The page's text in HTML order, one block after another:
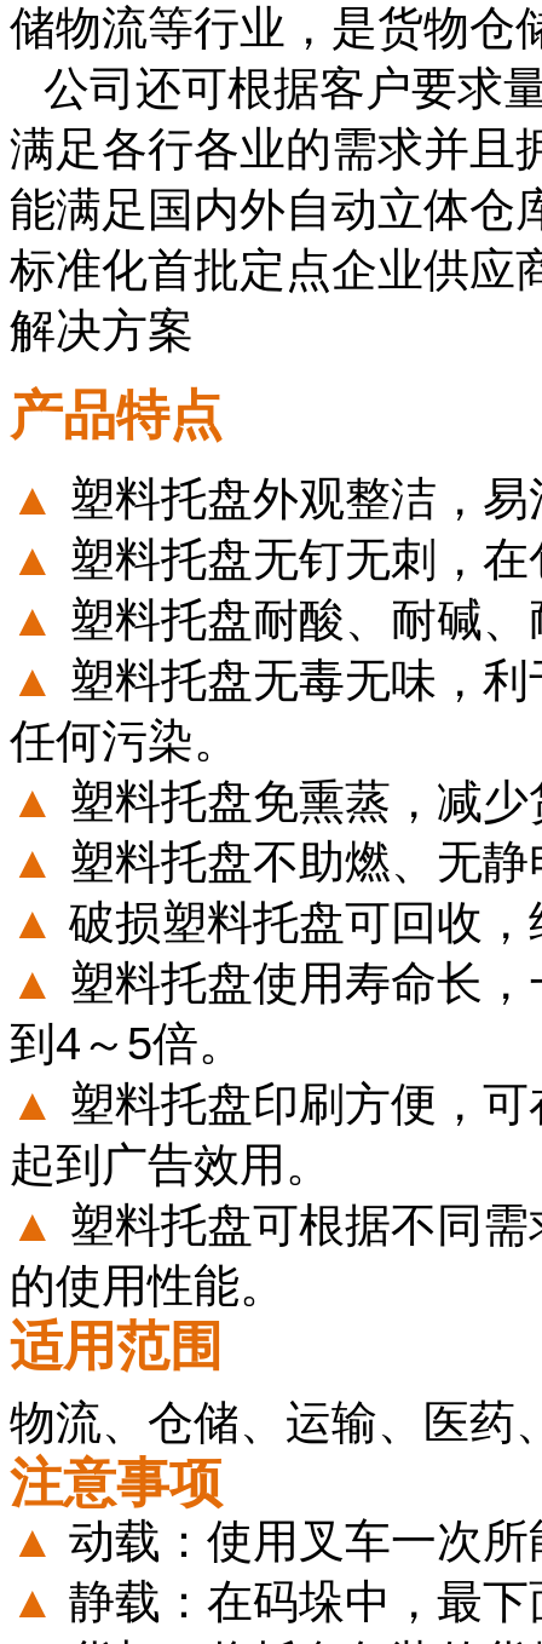
储物流等行业，是货物仓
公司还可根据客户要求
满足各行各业的需求并且
能满足国内外自动立体仓
标准化首批定点企业供应
解决方案
产品特点
▲ 塑料托盘外观整洁，
▲ 塑料托盘无钉无刺，
▲ 塑料托盘耐酸、耐碱
▲ 塑料托盘无毒无味，
任何污染。
▲ 塑料托盘免熏蒸，减
▲ 塑料托盘不助燃、无
▲ 破损塑料托盘可回收
▲ 塑料托盘使用寿命长
到4～5倍。
▲ 塑料托盘印刷方便，
起到广告效用。
▲ 塑料托盘可根据不同
的使用性能。
适用范围
物流、仓储、运输、医药
注意事项
▲ 动载：使用叉车一次
▲ 静载：在码垛中，最